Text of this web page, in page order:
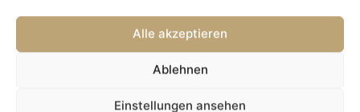
Alle akzeptieren
Ablehnen
Einstellungen ansehen
Einkaufsmöglichkeiten
17 min am Badeteich Süßenbrunn
-mit den öffentlichen Verkehrsmitteln:
Boden
Fliesen, Parkett
Luft-Wärmepumpe